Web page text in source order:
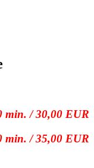
min. / 30,00 EUR
min. / 35,00 EUR